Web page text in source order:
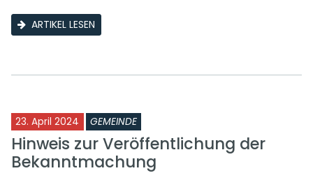
ARTIKEL LESEN
23. April 2024 GEMEINDE
Hinweis zur Veröffentlichung der
Bekanntmachung